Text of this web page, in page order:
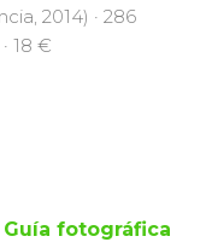
2014) · 286
18 €
Guía fotográfica